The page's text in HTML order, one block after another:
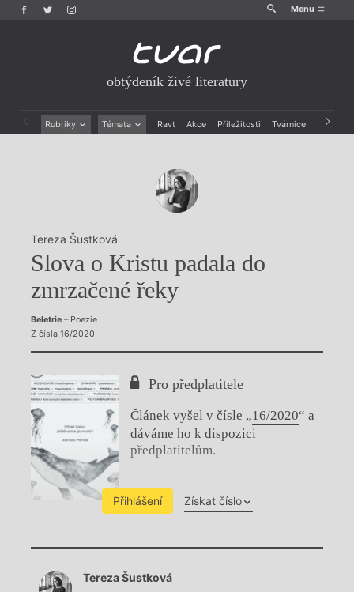
Menu
obtýdeník živé literatury
Rubriky Témata Ravt Akce Příležitosti Tvárnice Archiv
Rozhovory
Dokument
Výroční ceny
Tereza Šustková
Slova o Kristu padala do
zmrzačené řeky
Beletrie– Poezie
Z čísla 16/2020
Pro předplatitele
Článek vyšel v čísle „16/2020“ a
dáváme ho k dispozici
předplatitelům.
Přihlášení Získat číslo
Chviličku.
Načítá se.
Tereza Šustková